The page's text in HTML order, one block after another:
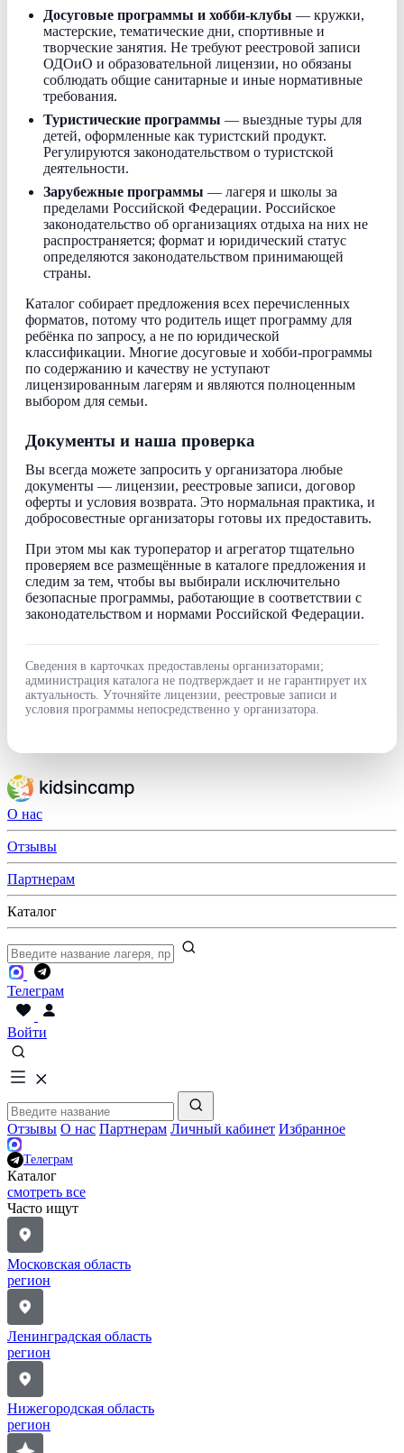
Досуговые программы и хобби-клубы — кружки,
мастерские, тематические дни, спортивные и
творческие занятия. Не требуют реестровой записи
ОДОиО и образовательной лицензии, но обязаны
соблюдать общие санитарные и иные нормативные
требования.
Туристические программы — выездные туры для
детей, оформленные как туристский продукт.
Регулируются законодательством о туристской
деятельности.
Зарубежные программы — лагеря и школы за
пределами Российской Федерации. Российское
законодательство об организациях отдыха на них не
распространяется; формат и юридический статус
определяются законодательством принимающей
страны.
Каталог собирает предложения всех перечисленных
форматов, потому что родитель ищет программу для
ребёнка по запросу, а не по юридической
классификации. Многие досуговые и хобби-программы
по содержанию и качеству не уступают
лицензированным лагерям и являются полноценным
выбором для семьи.
Документы и наша проверка
Вы всегда можете запросить у организатора любые
документы — лицензии, реестровые записи, договор
оферты и условия возврата. Это нормальная практика, и
добросовестные организаторы готовы их предоставить.
При этом мы как туроператор и агрегатор тщательно
проверяем все размещённые в каталоге предложения и
следим за тем, чтобы вы выбирали исключительно
безопасные программы, работающие в соответствии с
законодательством и нормами Российской Федерации.
Сведения в карточках предоставлены организаторами;
администрация каталога не подтверждает и не гарантирует их
актуальность. Уточняйте лицензии, реестровые записи и
условия программы непосредственно у организатора.
О нас
Отзывы
Партнерам
Каталог
Телеграм
Войти
Отзывы О нас Партнерам Личный кабинет Избранное
Телеграм
Каталог
смотреть все
Часто ищут
Московская область
регион
Ленинградская область
регион
Нижегородская область
регион